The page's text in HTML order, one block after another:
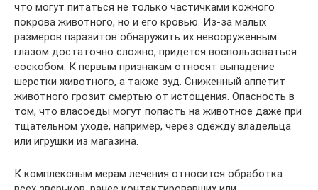
что могут питаться не только частичками кожного
покрова животного, но и его кровью. Из-за малых
размеров паразитов обнаружить их невооруженным
глазом достаточно сложно, придется воспользоваться
соскобом. К первым признакам относят выпадение
шерстки животного, а также зуд. Сниженный аппетит
животного грозит смертью от истощения. Опасность в
том, что власоеды могут попасть на животное даже при
тщательном уходе, например, через одежду владельца
или игрушки из магазина.
К комплексным мерам лечения относится обработка